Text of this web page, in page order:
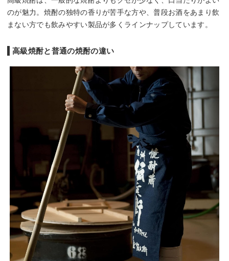
のが魅力。焼酎の独特の香りが苦手な方や、普段お酒をあまり飲
まない方でも飲みやすい製品が多くラインナップしています。
高級焼酎と普通の焼酎の違い